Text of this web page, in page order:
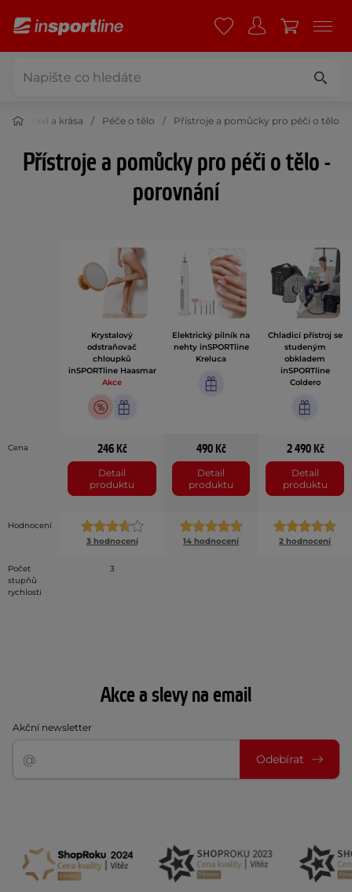
Zdraví a krása Péče o tělo Přístroje a pomůcky pro péči o tělo
Přístroje a pomůcky pro péči o tělo -
porovnání
Krystalový
odstraňovač
chloupků
inSPORTline Haasmar
Akce
Elektrický pilník na
nehty inSPORTline
Kreluca
Chladicí přístroj se
studeným
obkladem
inSPORTline
Coldero
Cena 246 Kč
Detail
produktu
490 Kč
Detail
produktu
2 490 Kč
Detail
produktu
Hodnocení
3 hodnocení
14 hodnocení 2 hodnocení
Počet
stupňů
rychlosti
3
Akce a slevy na email
Akční newsletter
Odebírat